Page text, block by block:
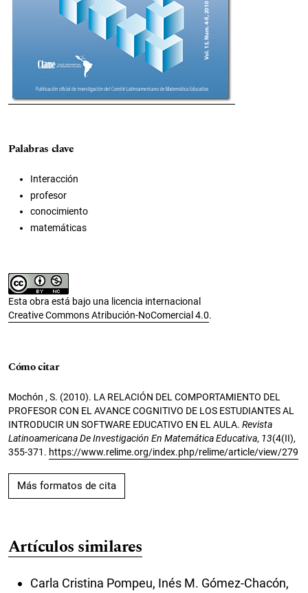
Palabras clave
Interacción
profesor
conocimiento
matemáticas
Esta obra está bajo una licencia internacional
Creative Commons Atribución-NoComercial 4.0.
Cómo citar
Mochón , S. (2010). LA RELACIÓN DEL COMPORTAMIENTO DEL
PROFESOR CON EL AVANCE COGNITIVO DE LOS ESTUDIANTES AL
INTRODUCIR UN SOFTWARE EDUCATIVO EN EL AULA. Revista
Latinoamericana De Investigación En Matemática Educativa, 13(4(II),
355-371. https://www.relime.org/index.php/relime/article/view/279
Más formatos de cita
Artículos similares
Carla Cristina Pompeu, Inés M. Gómez-Chacón,